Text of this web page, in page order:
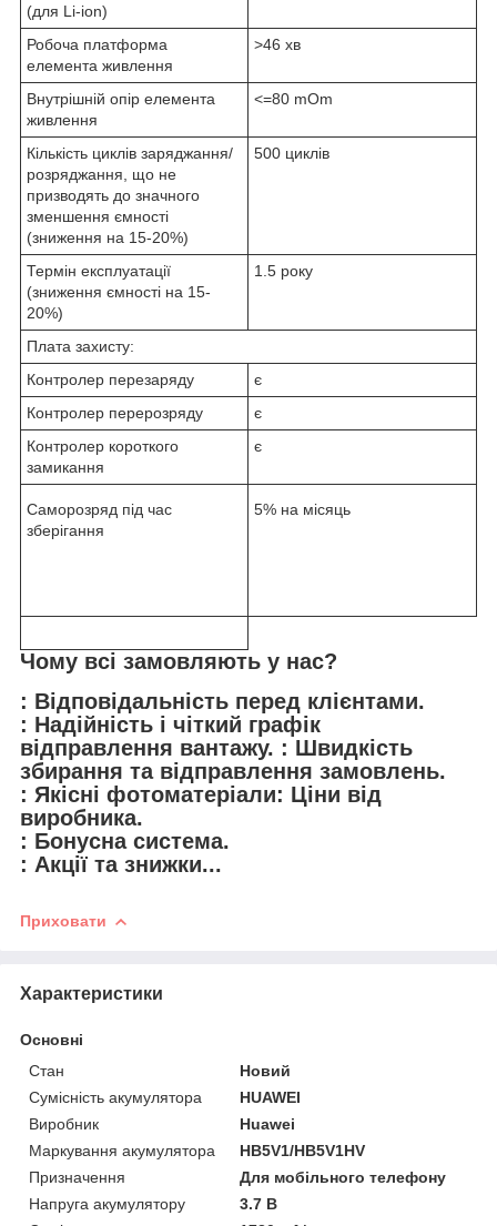
(для Li-ion)
Робоча платформа
елемента живлення
>46 хв
Внутрішній опір елемента
живлення
<=80 mOm
Кількість циклів заряджання/
розряджання, що не
призводять до значного
зменшення ємності
(зниження на 15-20%)
500 циклів
Термін експлуатації
(зниження ємності на 15-
20%)
1.5 року
Плата захисту:
Контролер перезаряду
є
Контролер перерозряду
є
Контролер короткого
замикання
є
Саморозряд під час
зберігання
5% на місяць
Чому всі замовляють у нас?
: Відповідальність перед клієнтами.
: Надійність і чіткий графік
відправлення вантажу. : Швидкість
збирання та відправлення замовлень.
: Якісні фотоматеріали: Ціни від
виробника.
: Бонусна система.
: Акції та знижки...
Приховати
Характеристики
Основні
Стан
Новий
Сумісність акумулятора
HUAWEI
Виробник
Huawei
Маркування акумулятора
HB5V1/HB5V1HV
Призначення
Для мобільного телефону
Напруга акумулятору
3.7 В